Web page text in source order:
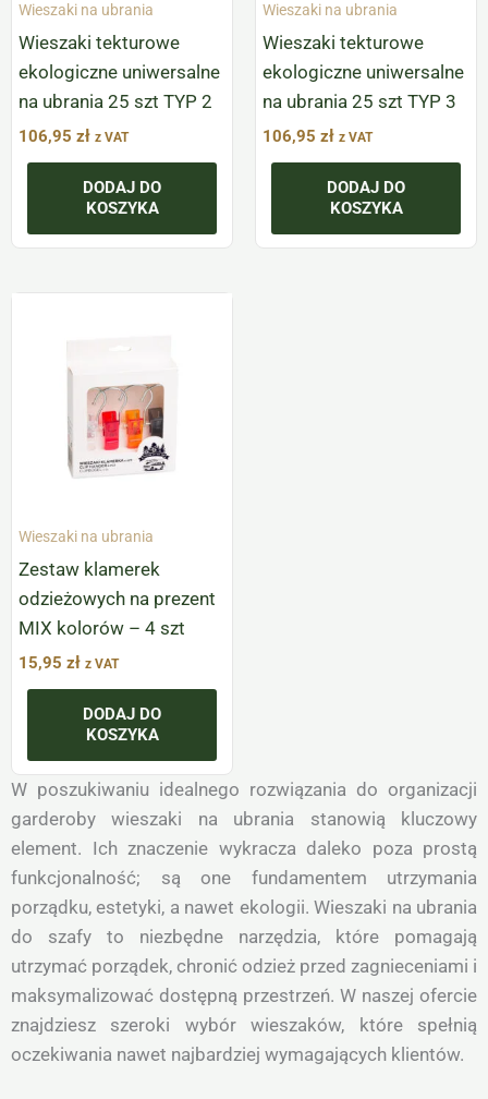
Wieszaki na ubrania
Wieszaki tekturowe
ekologiczne uniwersalne
na ubrania 25 szt TYP 2
106,95 zł z VAT
DODAJ DO
KOSZYKA
Wieszaki na ubrania
Wieszaki tekturowe
ekologiczne uniwersalne
na ubrania 25 szt TYP 3
106,95 zł z VAT
DODAJ DO
KOSZYKA
Wieszaki na ubrania
Zestaw klamerek
odzieżowych na prezent
MIX kolorów – 4 szt
15,95 zł z VAT
DODAJ DO
KOSZYKA
W poszukiwaniu idealnego rozwiązania do organizacji
garderoby wieszaki na ubrania stanowią kluczowy
element. Ich znaczenie wykracza daleko poza prostą
funkcjonalność; są one fundamentem utrzymania
porządku, estetyki, a nawet ekologii. Wieszaki na ubrania
do szafy to niezbędne narzędzia, które pomagają
utrzymać porządek, chronić odzież przed zagnieceniami i
maksymalizować dostępną przestrzeń. W naszej ofercie
znajdziesz szeroki wybór wieszaków, które spełnią
oczekiwania nawet najbardziej wymagających klientów.